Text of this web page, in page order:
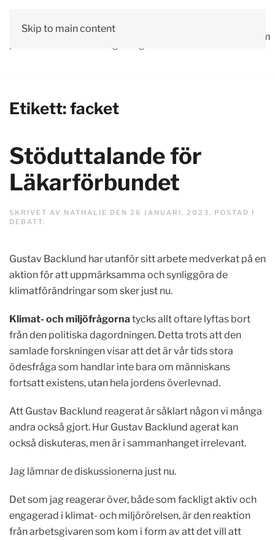
Skip to main content
Vår
Debatt
OmLäs våra
Valprogram
Etikett:facket
Stöduttalande för
Läkarförbundet
SKRIVET AV NATHALIE DEN 26 JANUARI, 2023. POSTAD I
DEBATT.
Gustav Backlund har utanför sitt arbete medverkat på en
aktion för att uppmärksamma och synliggöra de
klimatförändringar som sker just nu.
Klimat- och miljöfrågornatycks allt oftare lyftas bort
från den politiska dagordningen. Detta trots att den
samlade forskningen visar att det är vår tids stora
ödesfråga som handlar inte bara om människans
fortsatt existens, utan hela jordens överlevnad.
Att Gustav Backlund reagerat är såklart någon vi många
andra också gjort. Hur Gustav Backlund agerat kan
också diskuteras, men är i sammanhanget irrelevant.
Jag lämnar de diskussionerna just nu.
Det som jag reagerar över, både som fackligt aktiv och
engagerad i klimat- och miljörörelsen, är den reaktion
från arbetsgivaren som kom i form av att det vill att